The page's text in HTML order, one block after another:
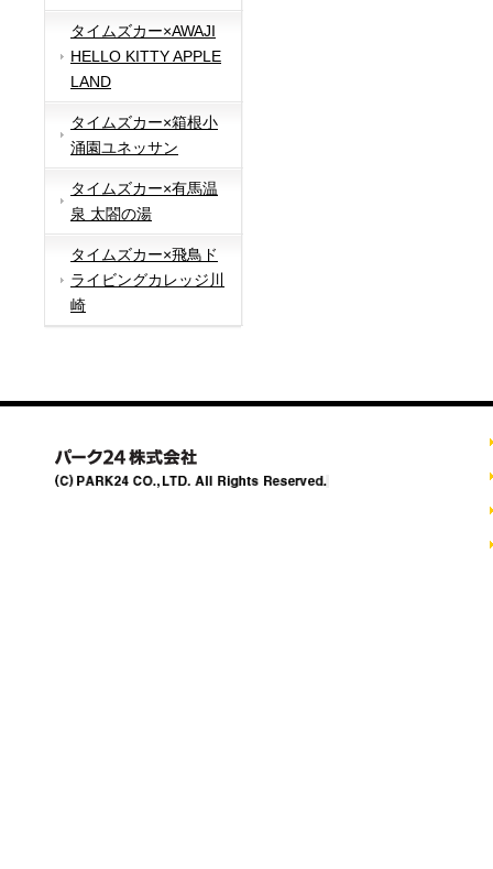
タイムズカー×AWAJI
HELLO KITTY APPLE
LAND
タイムズカー×箱根小
涌園ユネッサン
タイムズカー×有馬温
泉 太閤の湯
タイムズカー×飛鳥ド
ライビングカレッジ川
崎